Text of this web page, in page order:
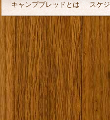
キャンプブレッドとは スケ